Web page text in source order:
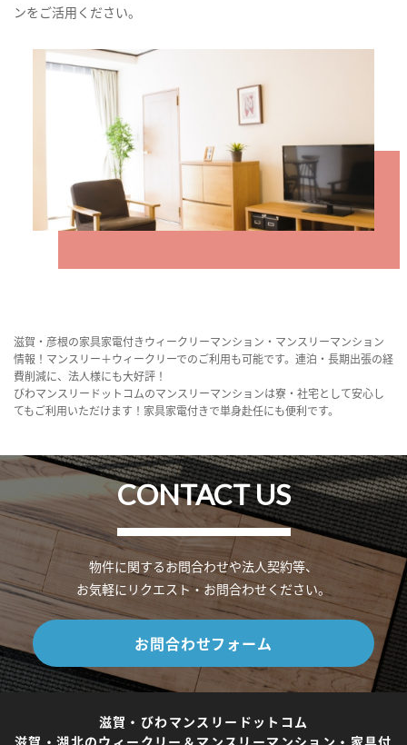
ンをご活用ください。
滋賀・彦根の家具家電付きウィークリーマンション・マンスリーマンション
情報！マンスリー＋ウィークリーでのご利用も可能です。連泊・長期出張の経
費削減に、法人様にも大好評！
びわマンスリードットコムのマンスリーマンションは寮・社宅として安心し
てもご利用いただけます！家具家電付きで単身赴任にも便利です。
CONTACT US
物件に関するお問合わせや法人契約等、
お気軽にリクエスト・お問合わせください。
お問合わせフォーム
滋賀・びわマンスリードットコム